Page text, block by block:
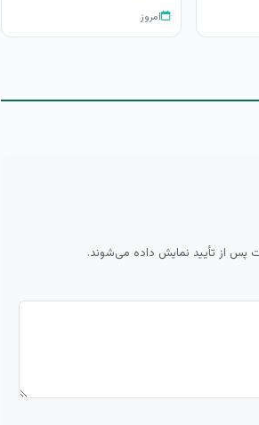
امروز
پس از تأیید نمایش داده می‌شوند.